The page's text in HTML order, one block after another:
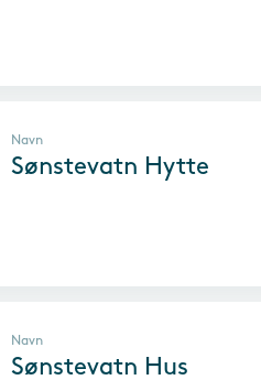
Navn
Sønstevatn Hytte
Navn
Sønstevatn Hus